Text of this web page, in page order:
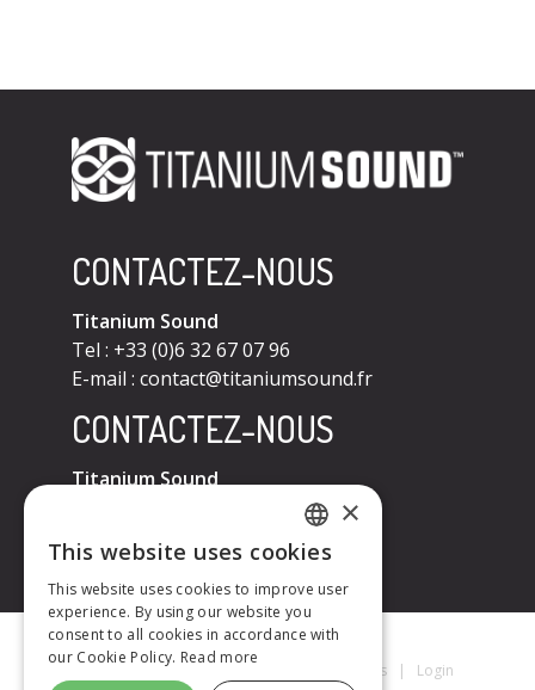
CONTACTEZ-NOUS
Titanium Sound
Tel : +33 (0)6 32 67 07 96
E-mail : contact@titaniumsound.fr
CONTACTEZ-NOUS
Titanium Sound
contact@titaniumsound.fr
Titanium Sound © 2026 Mentions Légales| Login
FRENCH
ENGLISH
×
This website uses cookies
This website uses cookies to improve user
experience. By using our website you
consent to all cookies in accordance with
our Cookie Policy. Read more